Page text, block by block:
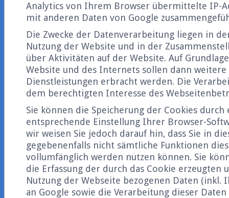
Analytics von Ihrem Browser übermittelte IP-
mit anderen Daten von Google
Die Zwecke der Datenverarbeitung liegen in
Nutzung der Website und in der
über Aktivitäten auf der Website. Auf
Website und des Internets sollen dann
Dienstleistungen erbracht werden. Die
dem berechtigten Interesse des
Sie können die Speicherung der Cookies durch
entsprechende Einstellung Ihrer Browser-
wir weisen Sie jedoch darauf hin, dass Sie in
gegebenenfalls nicht sämtliche Funktionen
vollumfänglich werden nutzen können. Sie
die Erfassung der durch das Cookie erzeugten
Nutzung der Webseite bezogenen Daten (inkl.
an Google sowie die Verarbeitung dieser